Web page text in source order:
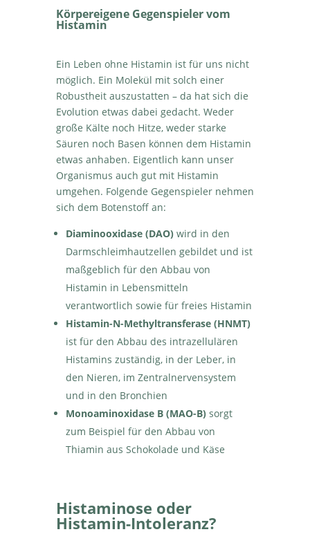
Körpereigene Gegenspieler vom
Histamin
Ein Leben ohne Histamin ist für uns nicht
möglich. Ein Molekül mit solch einer
Robustheit auszustatten – da hat sich die
Evolution etwas dabei gedacht. Weder
große Kälte noch Hitze, weder starke
Säuren noch Basen können dem Histamin
etwas anhaben. Eigentlich kann unser
Organismus auch gut mit Histamin
umgehen. Folgende Gegenspieler nehmen
sich dem Botenstoff an:
Diaminooxidase (DAO)wird in den
Darmschleimhautzellen gebildet und ist
maßgeblich für den Abbau von
Histamin in Lebensmitteln
verantwortlich sowie für freies Histamin
Histamin-N-Methyltransferase (HNMT)
ist für den Abbau des intrazellulären
Histamins zuständig, in der Leber, in
den Nieren, im Zentralnervensystem
und in den Bronchien
Monoaminoxidase B (MAO-B)sorgt
zum Beispiel für den Abbau von
Thiamin aus Schokolade und Käse
Histaminose oder
Histamin-Intoleranz?